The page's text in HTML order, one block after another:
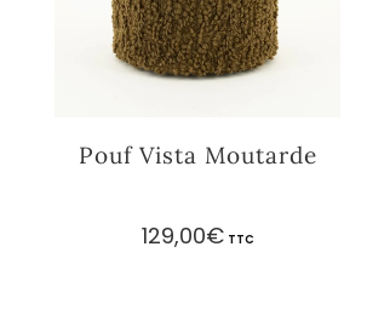
Pouf Vista Moutarde
129,00€ TTC